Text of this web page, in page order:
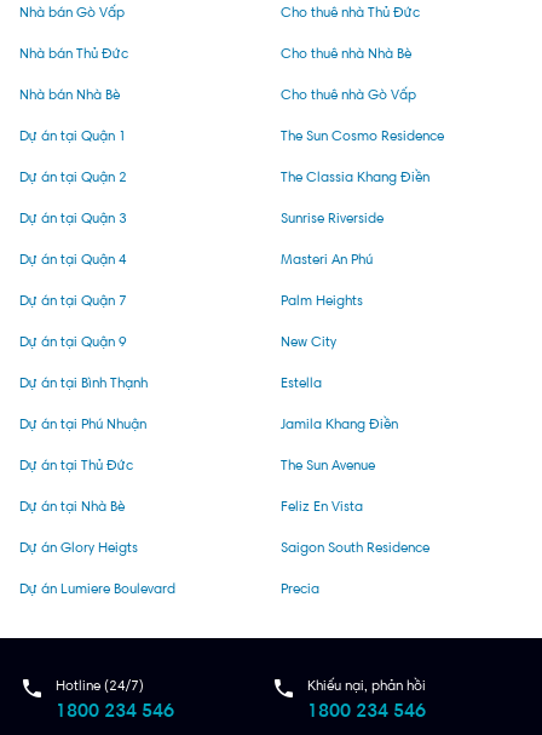
Nhà bán Gò Vấp
Nhà bán Thủ Đức
Nhà bán Nhà Bè
Cho thuê nhà Thủ Đức
Cho thuê nhà Nhà Bè
Cho thuê nhà Gò Vấp
Dự án tại Quận 1
Dự án tại Quận 2
Dự án tại Quận 3
Dự án tại Quận 4
Dự án tại Quận 7
Dự án tại Quận 9
Dự án tại Bình Thạnh
Dự án tại Phú Nhuận
Dự án tại Thủ Đức
Dự án tại Nhà Bè
Dự án Glory Heigts
Dự án Lumiere Boulevard
The Sun Cosmo Residence
The Classia Khang Điền
Sunrise Riverside
Masteri An Phú
Palm Heights
New City
Estella
Jamila Khang Điền
The Sun Avenue
Feliz En Vista
Saigon South Residence
Precia
Hotline (24/7)
1800 234 546
Khiếu nại, phản hồi
1800 234 546